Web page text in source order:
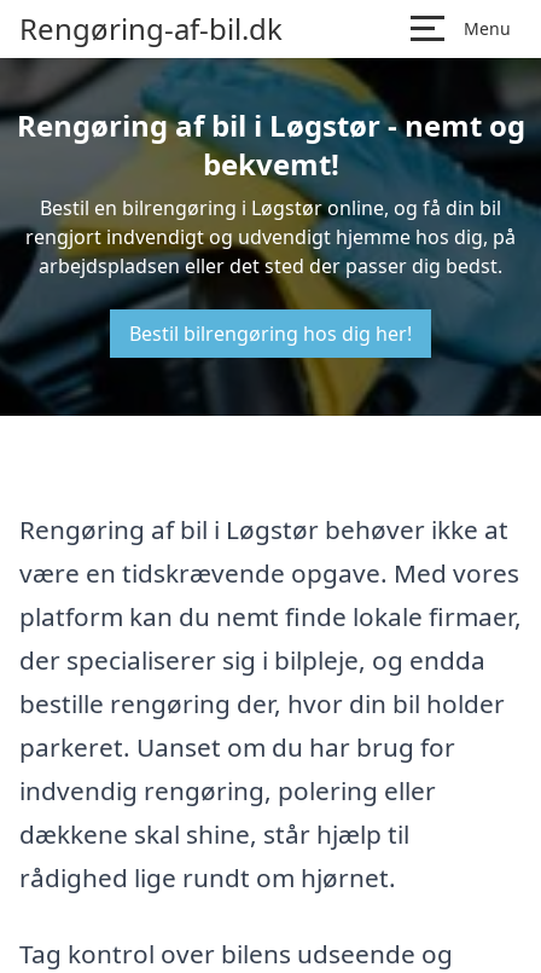
Rengøring-af-bil.dk Menu
Rengøring af bil i Løgstør - nemt og
bekvemt!
Bestil en bilrengøring i Løgstør online, og få din bil
rengjort indvendigt og udvendigt hjemme hos dig, på
arbejdspladsen eller det sted der passer dig bedst.
Bestil bilrengøring hos dig her!
Rengøring af bil i Løgstør behøver ikke at
være en tidskrævende opgave. Med vores
platform kan du nemt finde lokale firmaer,
der specialiserer sig i bilpleje, og endda
bestille rengøring der, hvor din bil holder
parkeret. Uanset om du har brug for
indvendig rengøring, polering eller
dækkene skal shine, står hjælp til
rådighed lige rundt om hjørnet.
Tag kontrol over bilens udseende og